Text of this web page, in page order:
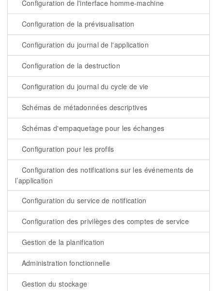
Configuration de l'interface homme-machine
Configuration de la prévisualisation
Configuration du journal de l'application
Configuration de la destruction
Configuration du journal du cycle de vie
Schémas de métadonnées descriptives
Schémas d'empaquetage pour les échanges
Configuration pour les profils
Configuration des notifications sur les événements de
l’application
Configuration du service de notification
Configuration des privilèges des comptes de service
Gestion de la planification
Administration fonctionnelle
Gestion du stockage